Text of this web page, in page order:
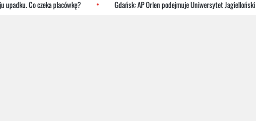
Co czeka placówkę? Gdańsk: AP Orlen podejmuje Uniwersytet Jagielloński